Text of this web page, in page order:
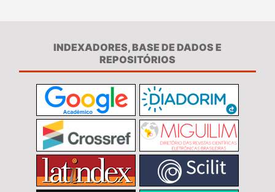
INDEXADORES, BASE DE DADOS E
REPOSITÓRIOS